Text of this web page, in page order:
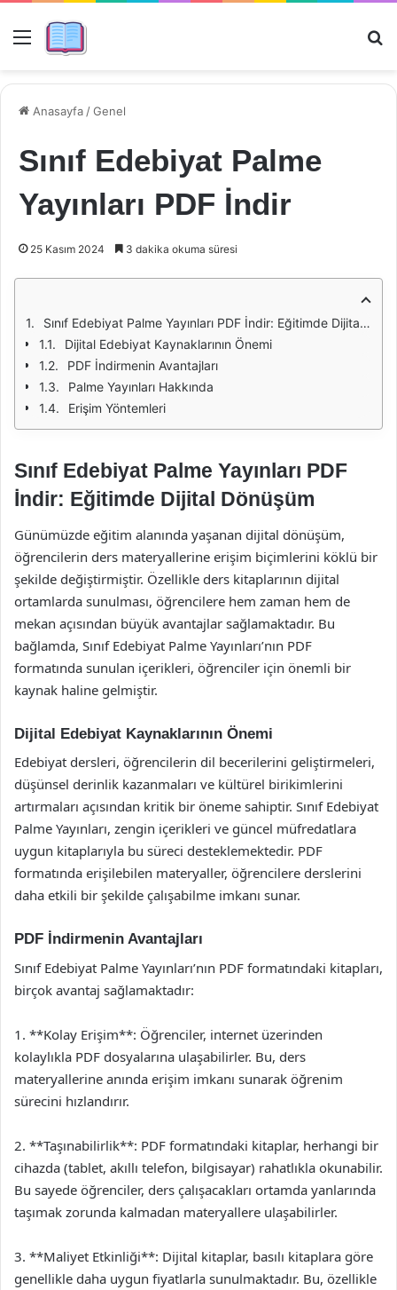
Menü
Anasayfa /Genel
Sınıf Edebiyat Palme
Yayınları PDF İndir
25 Kasım 2024 3 dakika okuma süresi
Sınıf Edebiyat Palme Yayınları PDF İndir: Eğitimde Dijital Dönüşüm
Dijital Edebiyat Kaynaklarının Önemi
PDF İndirmenin Avantajları
Palme Yayınları Hakkında
Erişim Yöntemleri
Sınıf Edebiyat Palme Yayınları PDF
İndir: Eğitimde Dijital Dönüşüm
Günümüzde eğitim alanında yaşanan dijital dönüşüm,
öğrencilerin ders materyallerine erişim biçimlerini köklü bir
şekilde değiştirmiştir. Özellikle ders kitaplarının dijital
ortamlarda sunulması, öğrencilere hem zaman hem de
mekan açısından büyük avantajlar sağlamaktadır. Bu
bağlamda, Sınıf Edebiyat Palme Yayınları’nın PDF
formatında sunulan içerikleri, öğrenciler için önemli bir
kaynak haline gelmiştir.
Dijital Edebiyat Kaynaklarının Önemi
Edebiyat dersleri, öğrencilerin dil becerilerini geliştirmeleri,
düşünsel derinlik kazanmaları ve kültürel birikimlerini
artırmaları açısından kritik bir öneme sahiptir. Sınıf Edebiyat
Palme Yayınları, zengin içerikleri ve güncel müfredatlara
uygun kitaplarıyla bu süreci desteklemektedir. PDF
formatında erişilebilen materyaller, öğrencilere derslerini
daha etkili bir şekilde çalışabilme imkanı sunar.
PDF İndirmenin Avantajları
Sınıf Edebiyat Palme Yayınları’nın PDF formatındaki kitapları,
birçok avantaj sağlamaktadır:
1. **Kolay Erişim**: Öğrenciler, internet üzerinden
kolaylıkla PDF dosyalarına ulaşabilirler. Bu, ders
materyallerine anında erişim imkanı sunarak öğrenim
sürecini hızlandırır.
2. **Taşınabilirlik**: PDF formatındaki kitaplar, herhangi bir
cihazda (tablet, akıllı telefon, bilgisayar) rahatlıkla okunabilir.
Bu sayede öğrenciler, ders çalışacakları ortamda yanlarında
taşımak zorunda kalmadan materyallere ulaşabilirler.
3. **Maliyet Etkinliği**: Dijital kitaplar, basılı kitaplara göre
genellikle daha uygun fiyatlarla sunulmaktadır. Bu, özellikle